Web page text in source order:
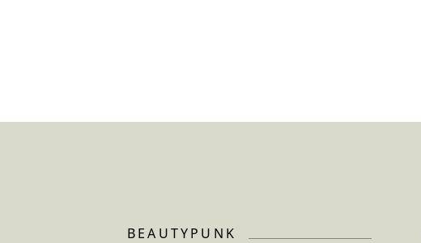
BEAUTYPUNK